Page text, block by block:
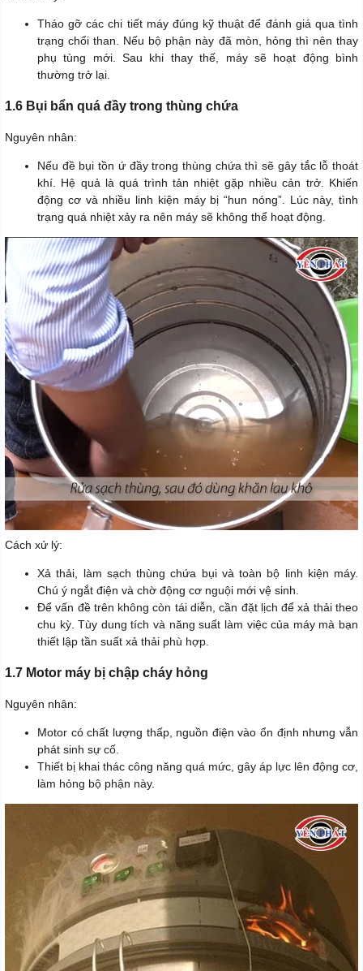
Tháo gỡ các chi tiết máy đúng kỹ thuật để đánh giá qua tình
trạng chổi than. Nếu bộ phận này đã mòn, hỏng thì nên thay
phụ tùng mới. Sau khi thay thế, máy sẽ hoạt động bình
thường trở lại.
1.6 Bụi bẩn quá đầy trong thùng chứa
Nguyên nhân:
Nếu đề bụi tồn ứ đầy trong thùng chứa thì sẽ gây tắc lỗ thoát
khí. Hệ quả là quá trình tản nhiệt gặp nhiều cản trở. Khiến
động cơ và nhiều linh kiện máy bị “hun nóng”. Lúc này, tình
trạng quá nhiệt xảy ra nên máy sẽ không thể hoạt động.
Cách xử lý:
Xả thải, làm sạch thùng chứa bụi và toàn bộ linh kiện máy.
Chú ý ngắt điện và chờ động cơ nguội mới vệ sinh.
Để vấn đề trên không còn tái diễn, cần đặt lịch để xả thải theo
chu kỳ. Tùy dung tích và năng suất làm việc của máy mà bạn
thiết lập tần suất xả thải phù hợp.
1.7 Motor máy bị chập cháy hỏng
Nguyên nhân:
Motor có chất lượng thấp, nguồn điện vào ổn định nhưng vẫn
phát sinh sự cố.
Thiết bị khai thác công năng quá mức, gây áp lực lên động cơ,
làm hỏng bộ phận này.